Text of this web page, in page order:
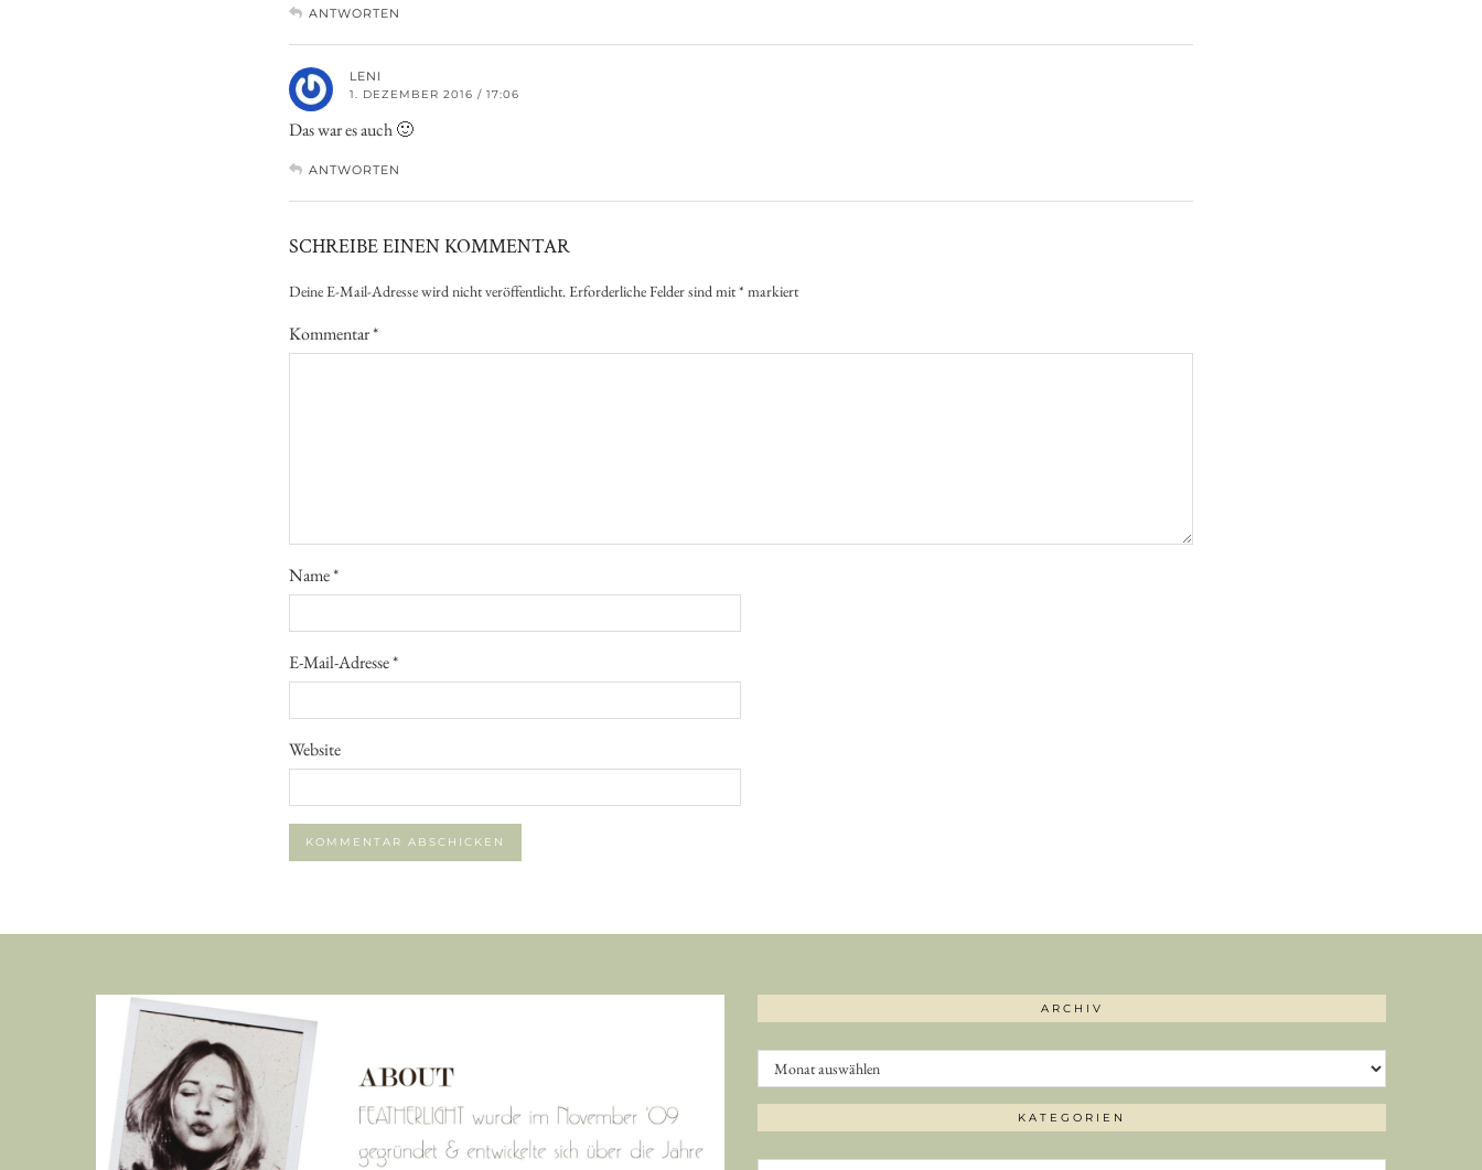
ANTWORTEN
LENI
1. DEZEMBER 2016 / 17:06
Das war es auch 🙂
ANTWORTEN
SCHREIBE EINEN KOMMENTAR
Deine E-Mail-Adresse wird nicht veröffentlicht.Erforderliche Felder sind mit* markiert
Kommentar*
Name*
E-Mail-Adresse*
Website
ARCHIV
Archiv
KATEGORIEN
Kategorien